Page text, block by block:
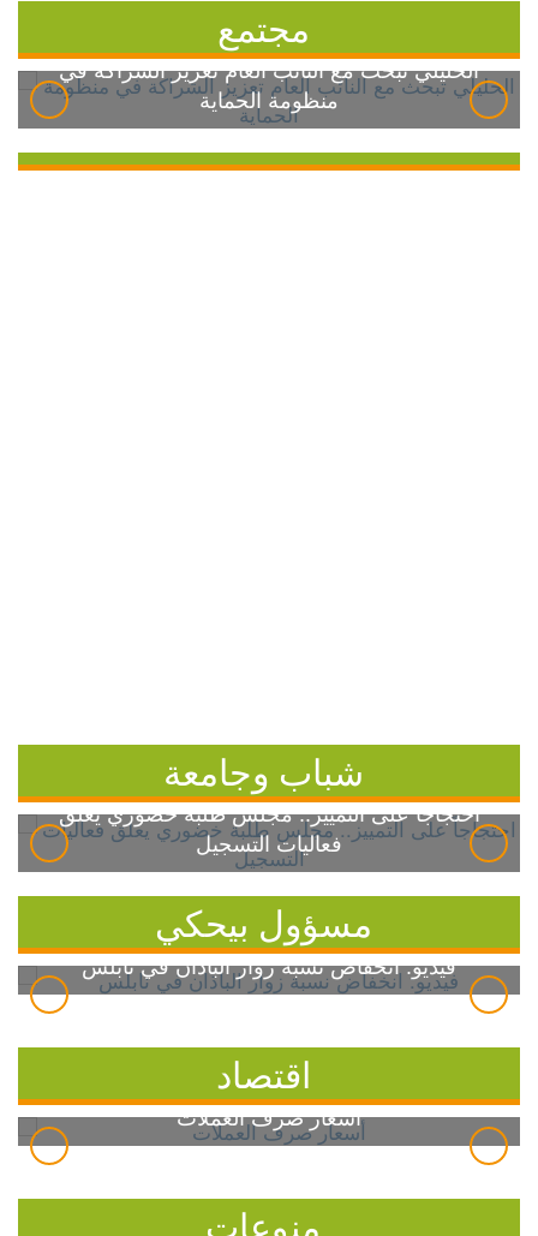
مجتمع
الخليلي تبحث مع النائب العام تعزيز الشراكة في
منظومة الحماية
شباب وجامعة
احتجاجاً على التمييز.. مجلس طلبة خضوري يعلق
فعاليات التسجيل
مسؤول بيحكي
فيديو: انخفاض نسبة زوار الباذان في نابلس
اقتصاد
أسعار صرف العملات
منوعات